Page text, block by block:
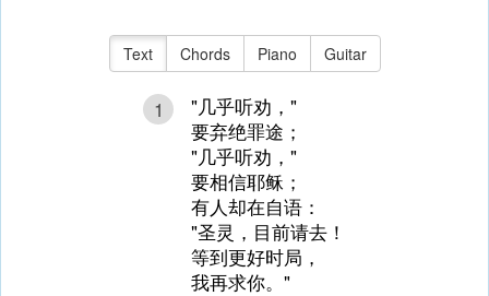
Text Chords Piano Guitar
1
"几乎听劝，"
要弃绝罪途；
"几乎听劝，"
要相信耶稣；
有人却在自语：
"圣灵，目前请去！
等到更好时局，
我再求你。"